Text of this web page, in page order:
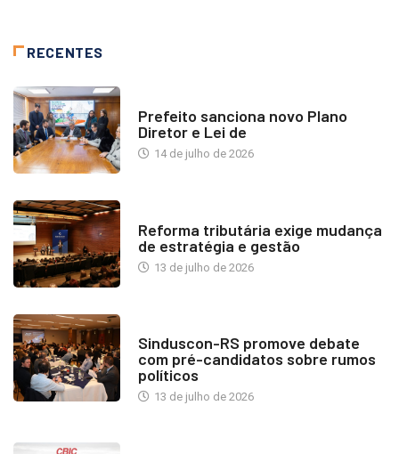
RECENTES
Prefeito sanciona novo Plano
Diretor e Lei de
14 de julho de 2026
Reforma tributária exige mudança
de estratégia e gestão
13 de julho de 2026
Sinduscon-RS promove debate
com pré-candidatos sobre rumos
políticos
13 de julho de 2026